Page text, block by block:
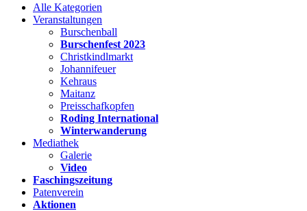
Alle Kategorien
Veranstaltungen
Burschenball
Burschenfest 2023
Christkindlmarkt
Johannifeuer
Kehraus
Maitanz
Preisschafkopfen
Roding International
Winterwanderung
Mediathek
Galerie
Video
Faschingszeitung
Patenverein
Aktionen